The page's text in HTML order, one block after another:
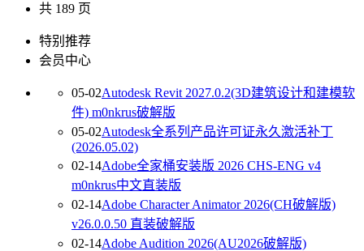
共 189 页
特别推荐
会员中心
05-02Autodesk Revit 2027.0.2(3D建筑设计和建模软
件) m0nkrus破解版
05-02Autodesk全系列产品许可证永久激活补丁
(2026.05.02)
02-14Adobe全家桶安装版 2026 CHS-ENG v4
m0nkrus中文直装版
02-14Adobe Character Animator 2026(CH破解版)
v26.0.0.50 直装破解版
02-14Adobe Audition 2026(AU2026破解版)